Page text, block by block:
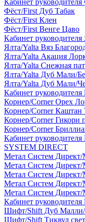
Кабинет
Фёст/First Дуб Табак
Фёст/First Клен
Фёст/First Венге Цаво
Кабинет
Ялта/Yalta Вяз
Ялта/Yalta Акация
Ялта/Yalta Снежная
Ялта/Yalta Дуб Мали/
Ялта/Yalta Дуб Мали/
Кабинет
Корнер/Corner Орех
Корнер/Corner
Корнер/Corner Гикори
Корнер/Corner
Кабинет
SYSTEM DIRECT
Метал Систем Директ/
Метал Систем Директ/
Метал Систем Директ/
Метал Систем Директ/
Метал Систем Директ/
Кабинет
Шифт/Shift Дуб
Шифт/Shift Тиквуд